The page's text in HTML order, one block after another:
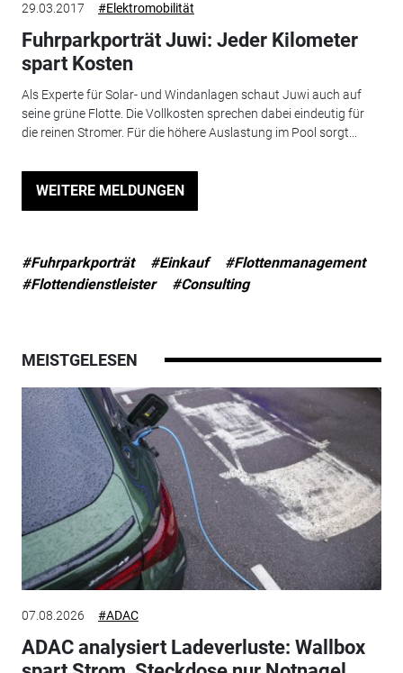
29.03.2017 #Elektromobilität
Fuhrparkporträt Juwi: Jeder Kilometer
spart Kosten
Als Experte für Solar- und Windanlagen schaut Juwi auch auf
seine grüne Flotte. Die Vollkosten sprechen dabei eindeutig für
die reinen Stromer. Für die höhere Auslastung im Pool sorgt...
WEITERE MELDUNGEN
#Fuhrparkporträt #Einkauf
#Flottenmanagement
#Flottendienstleister
#Consulting
MEISTGELESEN
07.08.2026 #ADAC
ADAC analysiert Ladeverluste: Wallbox